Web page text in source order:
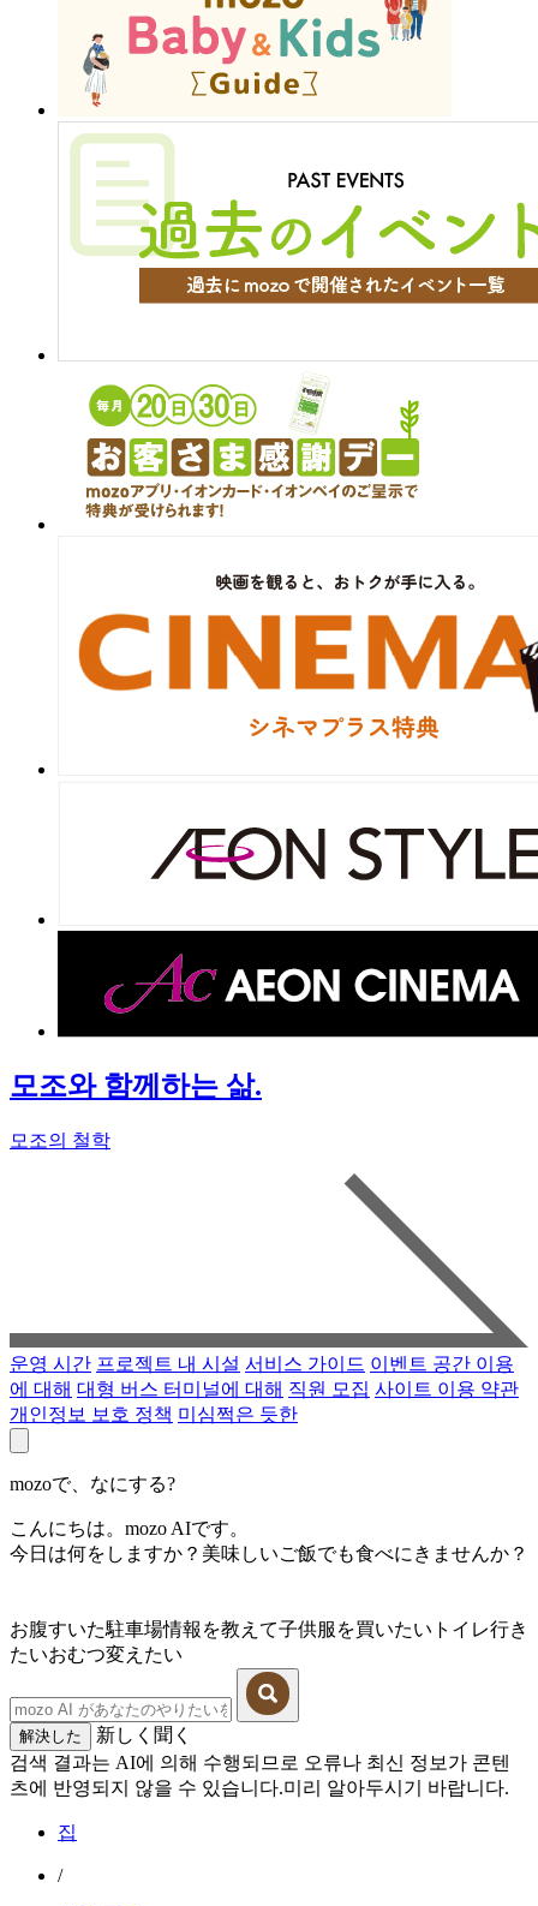
모조와 함께하는 삶.
모조의 철학
운영 시간 프로젝트 내 시설 서비스 가이드 이벤트 공간 이용
에 대해 대형 버스 터미널에 대해 직원 모집 사이트 이용 약관
개인정보 보호 정책 미심쩍은 듯한
mozoで、なにする?
こんにちは。mozo AIです。
今日は何をしますか？美味しいご飯でも食べにきませんか？
お腹すいた駐車場情報を教えて子供服を買いたい トイレ行き
たいおむつ変えたい
解決した
新しく聞く
검색 결과는 AI에 의해 수행되므로 오류나 최신 정보가 콘텐
츠에 반영되지 않을 수 있습니다.미리 알아두시기 바랍니다.
집
/